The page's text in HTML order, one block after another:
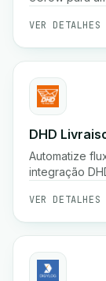
VER DETALHES
DHD
Automatize
integração
VER DETALHES